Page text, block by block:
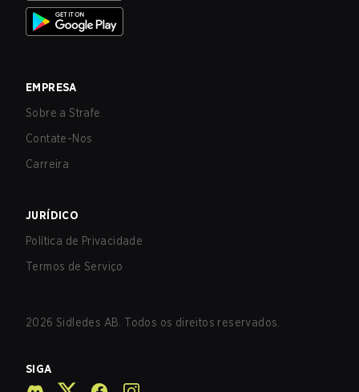
EMPRESA
Sobre a Strafe
Contate-Nos
Carreira
JURÍDICO
Política de Privacidade
Termos de Serviço
2026 Sidledes AB. Todos os direitos reservados.
SIGA